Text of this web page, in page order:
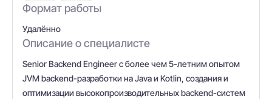
Формат работы
Удалённо
Описание о специалисте
Senior Backend Engineer с более чем 5-летним опытом
JVM backend-разработки на Java и Kotlin, создания и
оптимизации высокопроизводительных backend-систем